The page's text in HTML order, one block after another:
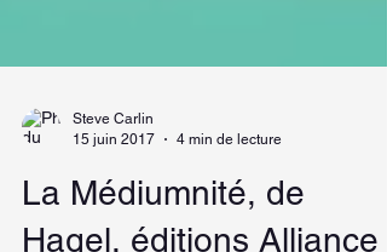
Steve Carlin
La Médiumnité, de